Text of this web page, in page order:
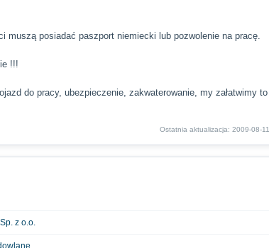
muszą posiadać paszport niemiecki lub pozwolenie na pracę.
!!!
do pracy, ubezpieczenie, zakwaterowanie, my załatwimy to
Ostatnia aktualizacja: 2009-08-11
z o.o.